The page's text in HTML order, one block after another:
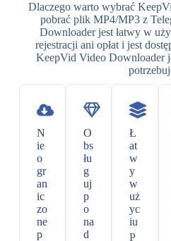
Dlaczego warto wybrać
pobrać plik MP4/MP3 z
Downloader jest łatwy w
rejestracji ani opłat i jest
KeepVid Video Downloader
N
ie
o
gr
an
ic
zo
ne
p
O
bs
łu
g
uj
p
o
na
d
Ł
at
w
y
w
uż
yc
iu
P